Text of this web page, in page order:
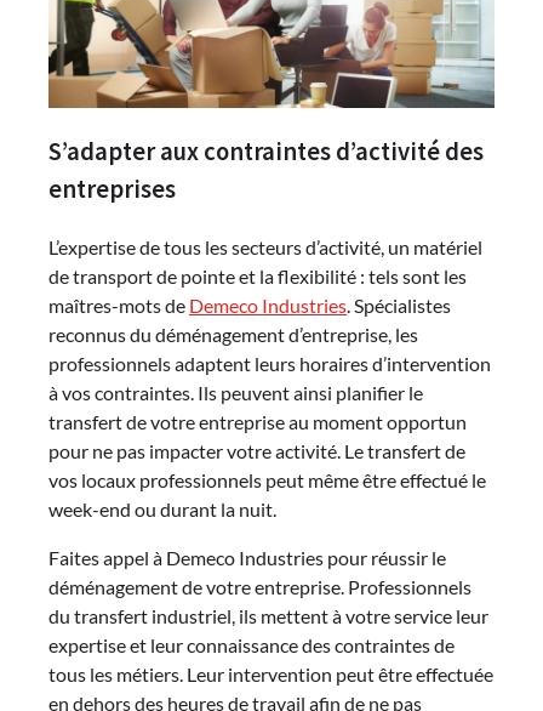
S’adapter aux contraintes d’activité des
entreprises
L’expertise de tous les secteurs d’activité, un matériel
de transport de pointe et la flexibilité : tels sont les
maîtres-mots de Demeco Industries. Spécialistes
reconnus du déménagement d’entreprise, les
professionnels adaptent leurs horaires d’intervention
à vos contraintes. Ils peuvent ainsi planifier le
transfert de votre entreprise au moment opportun
pour ne pas impacter votre activité. Le transfert de
vos locaux professionnels peut même être effectué le
week-end ou durant la nuit.
Faites appel à Demeco Industries pour réussir le
déménagement de votre entreprise. Professionnels
du transfert industriel, ils mettent à votre service leur
expertise et leur connaissance des contraintes de
tous les métiers. Leur intervention peut être effectuée
en dehors des heures de travail afin de ne pas